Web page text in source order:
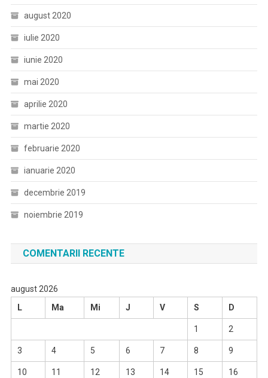
august 2020
iulie 2020
iunie 2020
mai 2020
aprilie 2020
martie 2020
februarie 2020
ianuarie 2020
decembrie 2019
noiembrie 2019
COMENTARII RECENTE
august 2026
L
Ma Mi J V S D
1 2
3 4 5 6 7 8 9
10 11 12 13 14 15 16